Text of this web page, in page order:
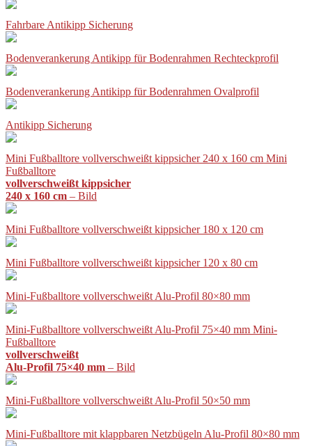
Fahrbare Antikipp Sicherung
Bodenverankerung Antikipp für Bodenrahmen Rechteckprofil
Bodenverankerung Antikipp für Bodenrahmen Ovalprofil
Antikipp Sicherung
Mini Fußballtore vollverschweißt kippsicher 240 x 160 cm Mini
Fußballtore
vollverschweißt kippsicher
240 x 160 cm – Bild
Mini Fußballtore vollverschweißt kippsicher 180 x 120 cm
Mini Fußballtore vollverschweißt kippsicher 120 x 80 cm
Mini-Fußballtore vollverschweißt Alu-Profil 80×80 mm
Mini-Fußballtore vollverschweißt Alu-Profil 75×40 mm Mini-
Fußballtore
vollverschweißt
Alu-Profil 75×40 mm – Bild
Mini-Fußballtore vollverschweißt Alu-Profil 50×50 mm
Mini-Fußballtore mit klappbaren Netzbügeln Alu-Profil 80×80 mm